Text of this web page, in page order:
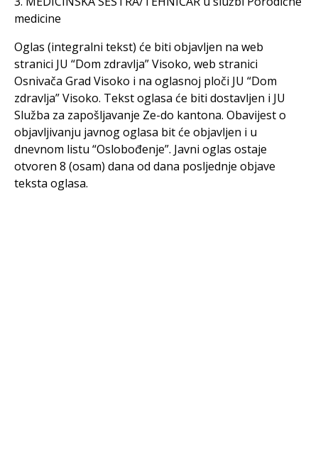
medicine
Oglas (integralni tekst) će biti objavljen na web
stranici JU “Dom zdravlja” Visoko, web stranici
Osnivača Grad Visoko i na oglasnoj ploči JU “Dom
zdravlja” Visoko. Tekst oglasa će biti dostavljen i JU
Služba za zapošljavanje Ze-do kantona. Obavijest o
objavljivanju javnog oglasa bit će objavljen i u
dnevnom listu “Oslobođenje”. Javni oglas ostaje
otvoren 8 (osam) dana od dana posljednje objave
teksta oglasa.